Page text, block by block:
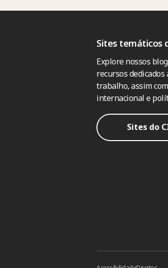
Sites temáticos
Explore nossos
recursos dedicados
trabalho, assim
internacional e
Sites do